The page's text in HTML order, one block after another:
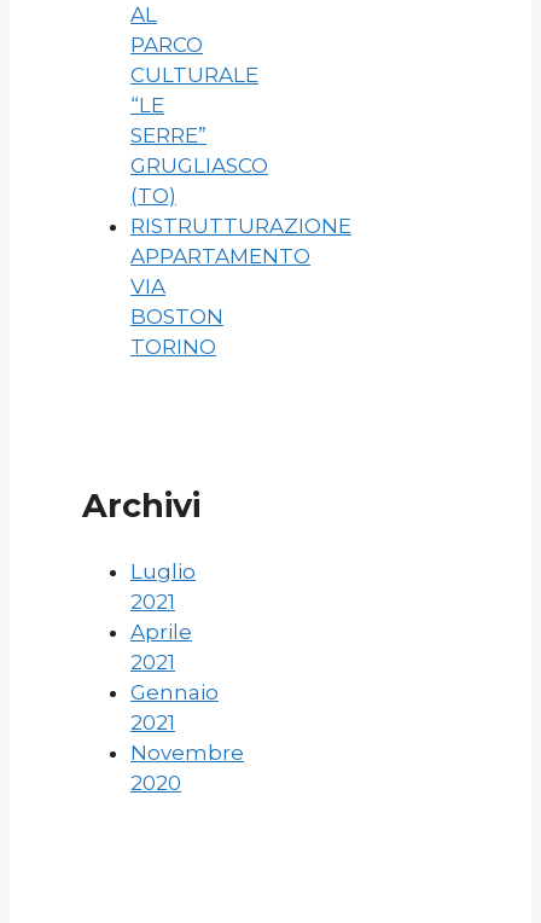
AL
PARCO
CULTURALE
“LE
SERRE”
GRUGLIASCO
(TO)
RISTRUTTURAZIONE
APPARTAMENTO
VIA
BOSTON
TORINO
Archivi
Luglio
2021
Aprile
2021
Gennaio
2021
Novembre
2020